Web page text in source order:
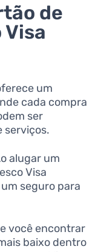
de
um
cada compra
ser
serviços.
alugar um
Visa
seguro para
você encontrar
baixo dentro